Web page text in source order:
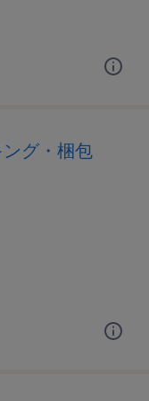
グ・梱包